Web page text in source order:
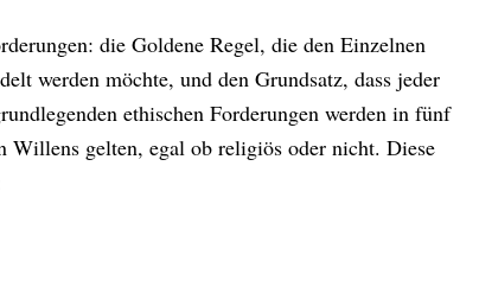
die Goldene Regel, die den Einzelnen
werden möchte, und den Grundsatz, dass jeder
ethischen Forderungen werden in fünf
gelten, egal ob religiös oder nicht. Diese